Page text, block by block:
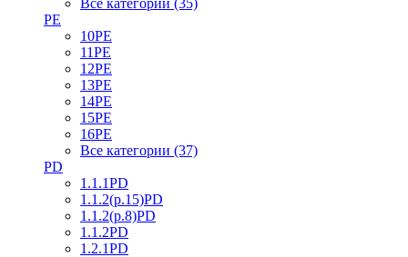
Все категории (35)
PE
10PE
11PE
12PE
13PE
14PE
15PE
16PE
Все категории (37)
PD
1.1.1PD
1.1.2(р.15)PD
1.1.2(р.8)PD
1.1.2PD
1.2.1PD